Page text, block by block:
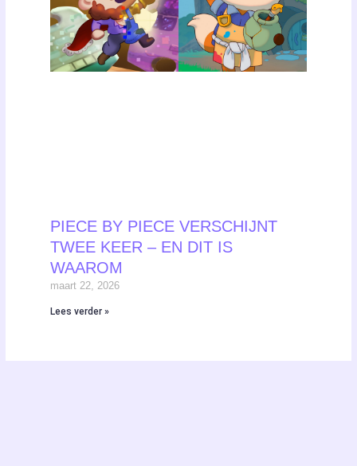
PIECE BY PIECE VERSCHIJNT
TWEE KEER – EN DIT IS
WAAROM
maart 22, 2026
Lees verder »